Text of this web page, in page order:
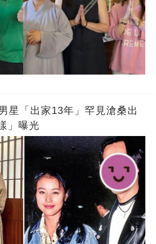
星「出家13年」罕見滄桑出
」曝光